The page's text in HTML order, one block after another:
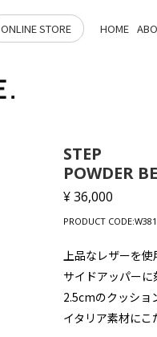
ONLINE STORE HOME
STEP
POWDER
¥ 36,000
PRODUCT
上品なレザーを使
サイドアッパーに
2.5cmのクッショ
イタリア素材にこ